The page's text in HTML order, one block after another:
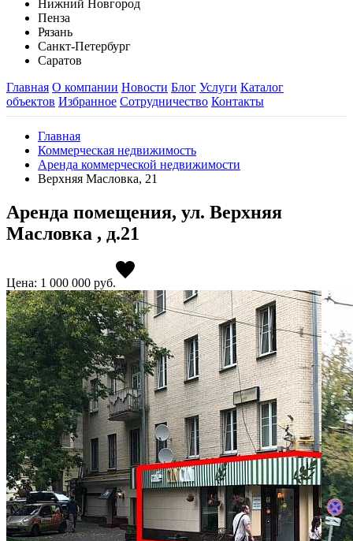
Нижний Новгород
Пенза
Рязань
Санкт-Петербург
Саратов
Главная О компании Новости Блог Услуги Каталог
объектов Избранное Сотрудничество Контакты
Главная
Коммерческая недвижимость
Аренда коммерческой недвижимости
Верхняя Масловка, 21
Аренда помещения, ул. Верхняя
Масловка , д.21
Цена: 1 000 000 руб.